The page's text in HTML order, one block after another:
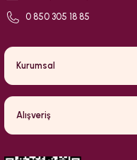
0 850 305 18 85
Kurumsal
Alışveriş